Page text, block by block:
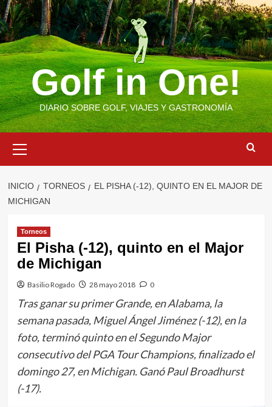
Saltar
al
contenido
Golf in One!
DIARIO SOBRE GOLF, VIAJES Y GASTRONOMÍA
primario
INICIO TORNEOS
EL PISHA (-12), QUINTO EN EL MAJOR DE
MICHIGAN
Torneos
El Pisha (-12), quinto en el Major
de Michigan
Basilio Rogado 28 mayo 2018 0
Tras ganar su primer Grande, en Alabama, la
semana pasada, Miguel Ángel Jiménez (-12), en la
foto, terminó quinto en el Segundo Major
consecutivo del PGA Tour Champions, finalizado el
domingo 27, en Michigan. Ganó Paul Broadhurst
(-17).